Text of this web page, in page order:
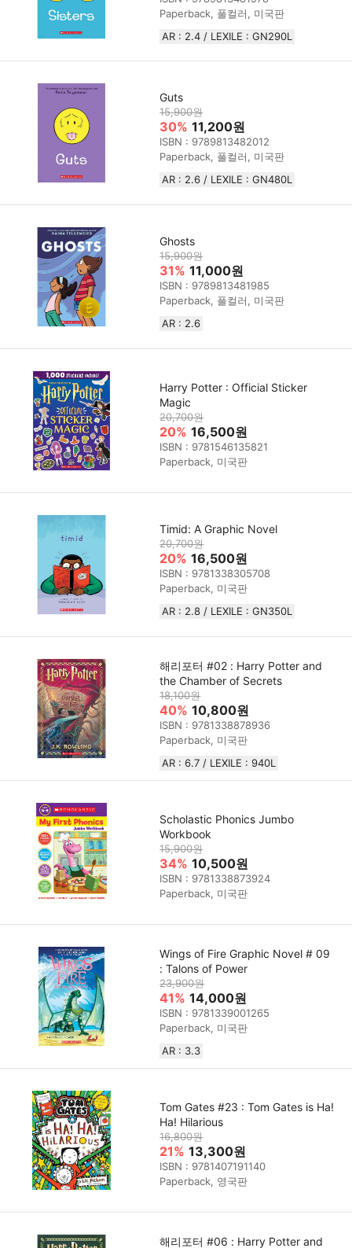
Paperback, 풀컬러, 미국판
AR : 2.4 / LEXILE : GN290L
Guts
15,900원
30% 11,200원
ISBN : 9789813482012
Paperback, 풀컬러, 미국판
AR : 2.6 / LEXILE : GN480L
Ghosts
15,900원
31% 11,000원
ISBN : 9789813481985
Paperback, 풀컬러, 미국판
AR : 2.6
Harry Potter : Official Sticker
Magic
20,700원
20% 16,500원
ISBN : 9781546135821
Paperback, 미국판
Timid: A Graphic Novel
20,700원
20% 16,500원
ISBN : 9781338305708
Paperback, 미국판
AR : 2.8 / LEXILE : GN350L
해리포터 #02 : Harry Potter and
the Chamber of Secrets
18,100원
40% 10,800원
ISBN : 9781338878936
Paperback, 미국판
AR : 6.7 / LEXILE : 940L
Scholastic Phonics Jumbo
Workbook
15,900원
34% 10,500원
ISBN : 9781338873924
Paperback, 미국판
Wings of Fire Graphic Novel # 09
: Talons of Power
23,900원
41% 14,000원
ISBN : 9781339001265
Paperback, 미국판
AR : 3.3
Tom Gates #23 : Tom Gates is Ha!
Ha! Hilarious
16,800원
21% 13,300원
ISBN : 9781407191140
Paperback, 영국판
해리포터 #06 : Harry Potter and